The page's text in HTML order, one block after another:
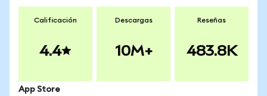
Calificación
4.4
Descargas
10M+
Reseñas
483.8K
App Store